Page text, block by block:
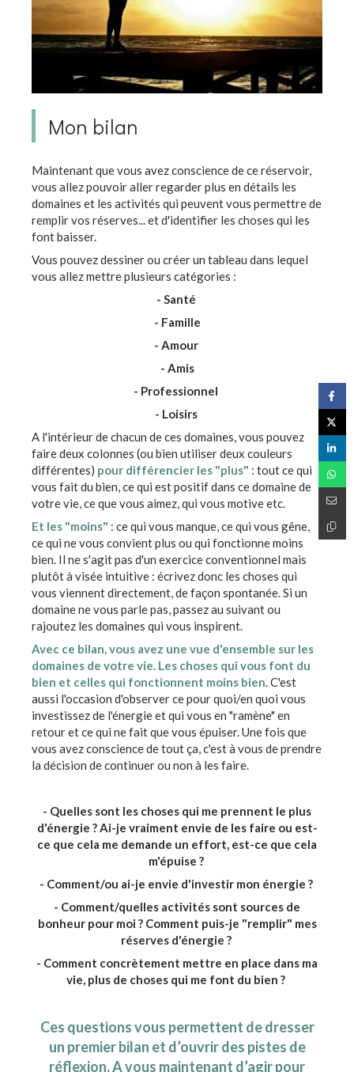
Mon bilan
Maintenant que vous avez conscience de ce réservoir,
vous allez pouvoir aller regarder plus en détails les
domaines et les activités qui peuvent vous permettre de
remplir vos réserves... et d'identifier les choses qui les
font baisser.
Vous pouvez dessiner ou créer un tableau dans lequel
vous allez mettre plusieurs catégories :
- Santé
- Famille
- Amour
- Amis
- Professionnel
- Loisirs
A l'intérieur de chacun de ces domaines, vous pouvez
faire deux colonnes (ou bien utiliser deux couleurs
différentes) pour différencier les "plus" : tout ce qui
vous fait du bien, ce qui est positif dans ce domaine de
votre vie, ce que vous aimez, qui vous motive etc.
Et les "moins" : ce qui vous manque, ce qui vous gêne,
ce qui ne vous convient plus ou qui fonctionne moins
bien. Il ne s'agit pas d'un exercice conventionnel mais
plutôt à visée intuitive : écrivez donc les choses qui
vous viennent directement, de façon spontanée. Si un
domaine ne vous parle pas, passez au suivant ou
rajoutez les domaines qui vous inspirent.
Avec ce bilan, vous avez une vue d'ensemble sur les
domaines de votre vie. Les choses qui vous font du
bien et celles qui fonctionnent moins bien. C'est
aussi l'occasion d'observer ce pour quoi/en quoi vous
investissez de l'énergie et qui vous en "ramène" en
retour et ce qui ne fait que vous épuiser. Une fois que
vous avez conscience de tout ça, c'est à vous de prendre
la décision de continuer ou non à les faire.
- Quelles sont les choses qui me prennent le plus
d'énergie ? Ai-je vraiment envie de les faire ou est-
ce que cela me demande un effort, est-ce que cela
m'épuise ?
- Comment/ou ai-je envie d'investir mon énergie ?
- Comment/quelles activités sont sources de
bonheur pour moi ? Comment puis-je "remplir" mes
réserves d'énergie ?
- Comment concrètement mettre en place dans ma
vie, plus de choses qui me font du bien ?
Ces questions vous permettent de dresser
un premier bilan et d’ouvrir des pistes de
réflexion. A vous maintenant d’agir pour